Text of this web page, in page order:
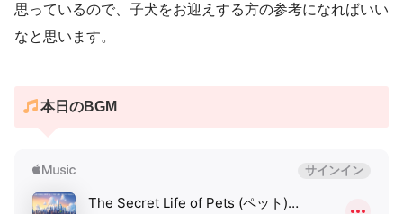
思っているので、子犬をお迎えする方の参考になればいい
なと思います。
本日のBGM